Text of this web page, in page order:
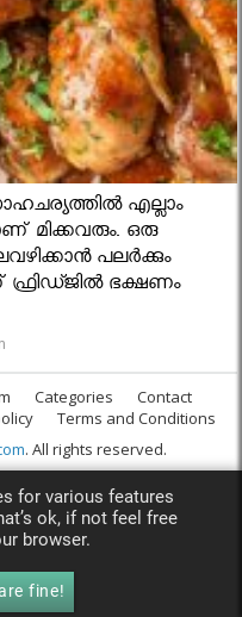
എല്ലാം
മിക്കവരും. ഒരു
പലര്‍ക്കും
ഫ്രിഡ്ജില്‍ ഭക്ഷണം
Categories
Contact
Terms and Conditions
. All rights reserved.
for various features
ok, if not feel free
browser.
fine!